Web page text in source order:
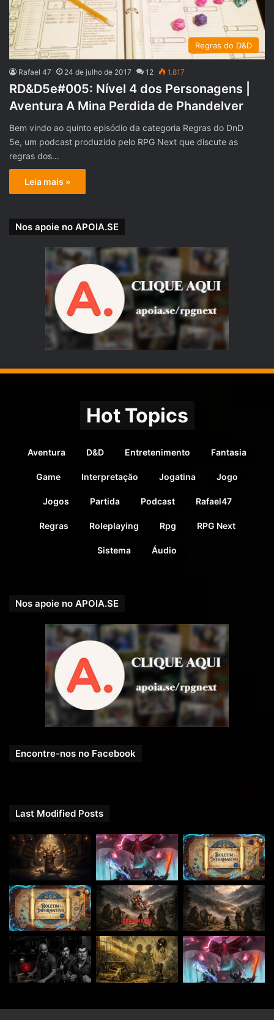
Regras do D&D
Rafael 47 24 de julho de 2017 12 1.817
RD&D5e#005: Nível 4 dos Personagens |
Aventura A Mina Perdida de Phandelver
Bem vindo ao quinto episódio da categoria Regras do DnD
5e, um podcast produzido pelo RPG Next que discute as
regras dos…
Leia mais »
Nos apoie no APOIA.SE
Hot Topics
Aventura D&D Entretenimento Fantasia
Game Interpretação Jogatina Jogo
Jogos Partida Podcast Rafael47
Regras Roleplaying Rpg RPG Next
Sistema Áudio
Nos apoie no APOIA.SE
Encontre-nos no Facebook
Last Modified Posts